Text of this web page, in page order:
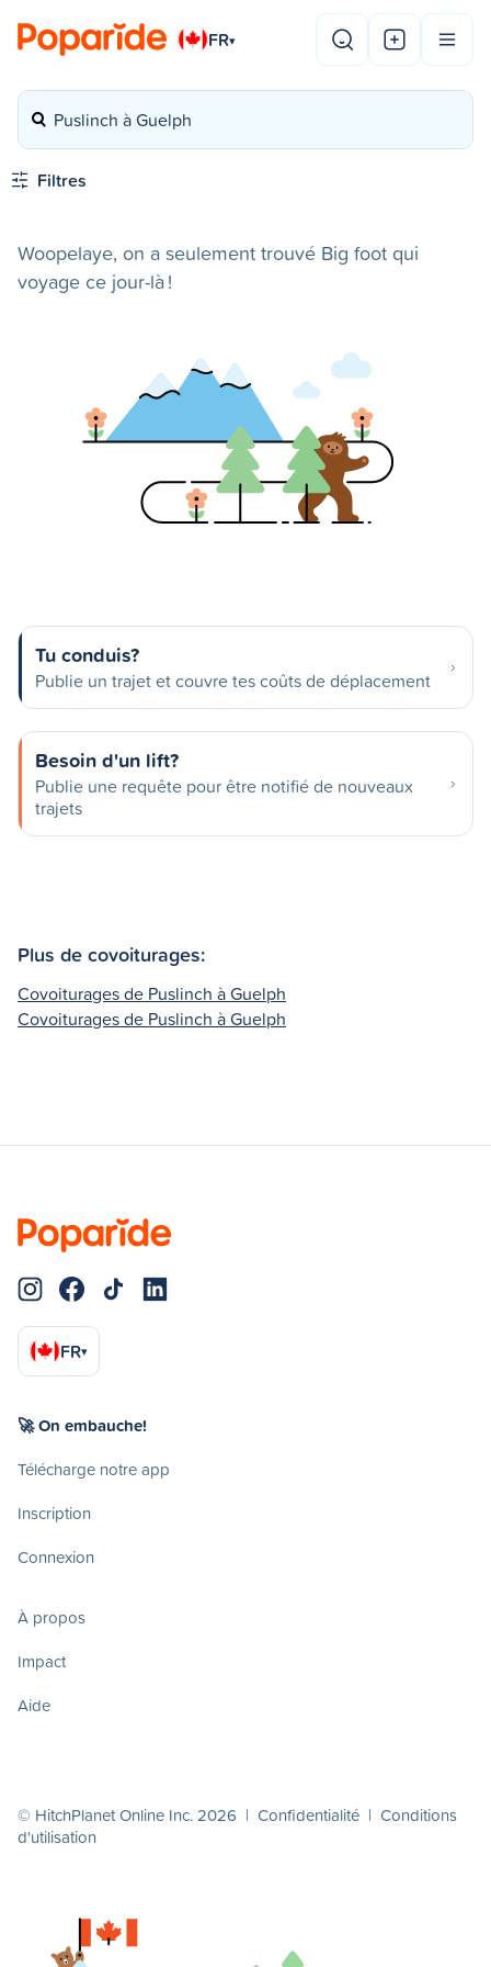
FR▾
Puslinch à Guelph
Filtres
Woopelaye, on a seulement trouvé Big foot qui
voyage ce jour-là !
Tu conduis?
Publie un trajet et couvre tes coûts de déplacement
Besoin d'un lift?
Publie une requête pour être notifié de nouveaux
trajets
Plus de covoiturages:
Covoiturages de Puslinch à Guelph
Covoiturages de Puslinch à Guelph
FR▾
🚀 On embauche!
Télécharge notre app
Inscription
Connexion
À propos
Impact
Aide
© HitchPlanet Online Inc. 2026 | Confidentialité | Conditions
d'utilisation